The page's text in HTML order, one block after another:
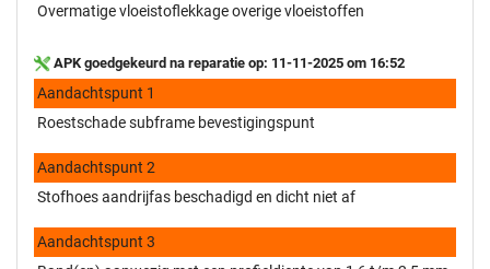
Overmatige vloeistoflekkage overige vloeistoffen
APK goedgekeurd na reparatie op: 11-11-2025 om 16:52
Aandachtspunt 1
Roestschade subframe bevestigingspunt
Aandachtspunt 2
Stofhoes aandrijfas beschadigd en dicht niet af
Aandachtspunt 3